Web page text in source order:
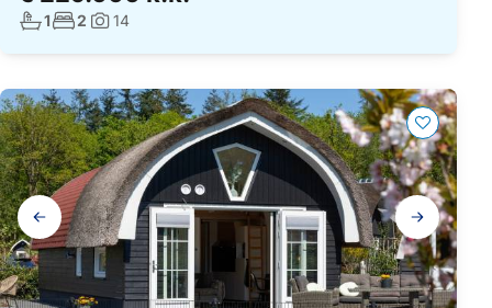
Aantal badkamers:
1Aantal slaapkamers:
2 Foto's:
14
Galerij
navigatie